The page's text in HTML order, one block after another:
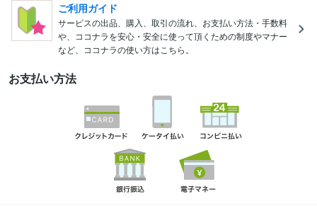
ご利用ガイド
サービスの出品、購入、取引の流れ、お支払い方法・手数料
や、ココナラを安心・安全に使って頂くための制度やマナー
など、ココナラの使い方はこちら。
お支払い方法